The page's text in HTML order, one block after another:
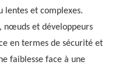
lentes et complexes.
nœuds et développeurs
en termes de sécurité et
faiblesse face à une